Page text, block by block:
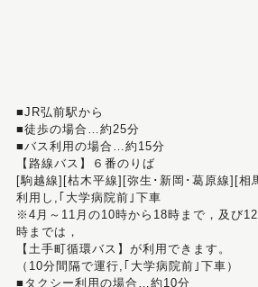
■JR弘前駅から
■徒歩の場合…約25分
■バス利用の場合…約15分
【路線バス】６番のりば
[駒越線][枯木平線][弥生･新岡･葛原線][相
利用し,｢大学病院前｣下車
※4月～11月の10時から18時まで，及び
時までは，
【土手町循環バス】が利用できます。
（10分間隔で運行,｢大学病院前｣下車）
■タクシー利用の場合…約10分